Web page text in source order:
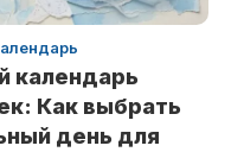
календарь
Как выбрать
день для